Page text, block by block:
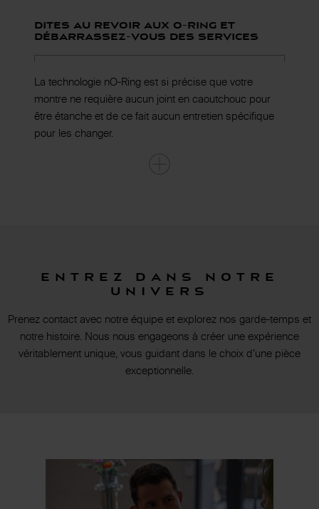
Dites au revoir aux o-Ring et
débarrassez-vous des services
La technologie nO-Ring est si précise que votre
montre ne requière aucun joint en caoutchouc pour
être étanche et de ce fait aucun entretien spécifique
pour les changer.
Entrez dans notre
univers
Prenez contact avec notre équipe et explorez nos garde-temps et
notre histoire. Nous nous engageons à créer une expérience
véritablement unique, vous guidant dans le choix d’une pièce
exceptionnelle.